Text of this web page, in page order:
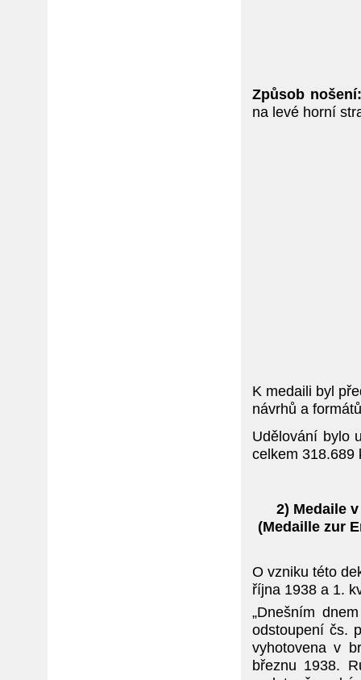
Způsob nošení:
na levé horní
K medaili byl
návrhů a
Udělování bylo
celkem 318.689
2) Medaile
(Medaille zur
O vzniku této
října 1938 a 1.
„Dnešním
odstoupení čs.
vyhotovena v
březnu 1938.